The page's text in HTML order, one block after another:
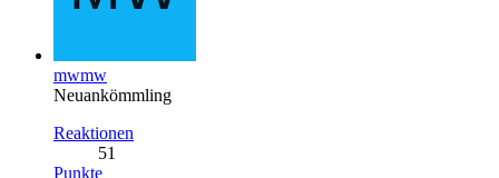
mwmw
Neuankömmling
Reaktionen
51
Punkte